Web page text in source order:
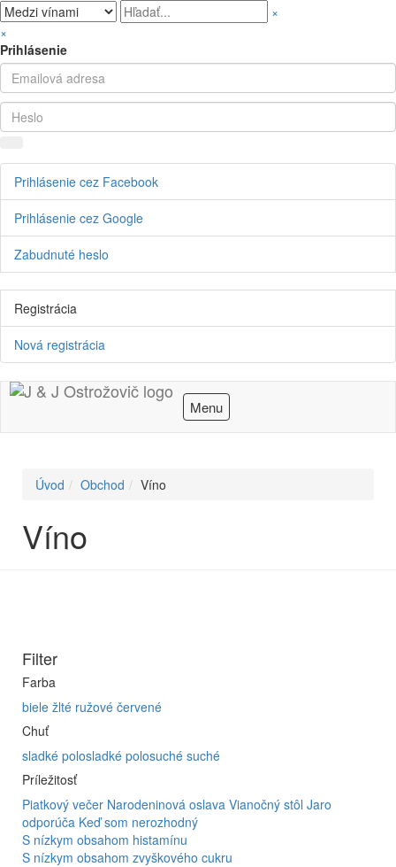
×
×
Prihlásenie
Prihlásenie cez Facebook
Prihlásenie cez Google
Zabudnuté heslo
Registrácia
Nová registrácia
Menu
Úvod Obchod Víno
Víno
Filter
Farba
biele žlté ružové červené
Chuť
sladké polosladké polosuché suché
Príležitosť
Piatkový večer Narodeninová oslava Vianočný stôl Jaro
odporúča Keď som nerozhodný
S nízkym obsahom histamínu
S nízkym obsahom zvyškového cukru